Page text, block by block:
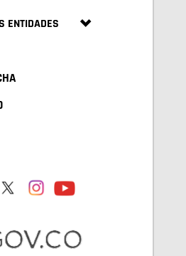
ENTIDADES